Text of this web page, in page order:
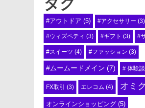
#アウトドア (5) #アクセサリー (3)
#ウィズペティ (3) #ギフト (3) #
#スイーツ (4) #ファッション (3)
#ムームードメイン (7) # 体験談
FX取引 (3) エレコム (4) オミ
オンラインショッピング (5)